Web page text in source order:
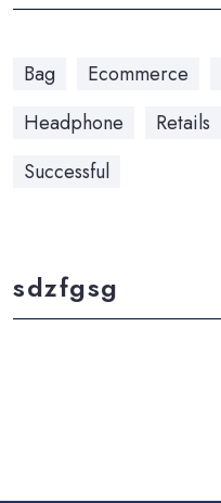
Bag Ecommerce
Headphone
Retails
Successful
sdzfgsg